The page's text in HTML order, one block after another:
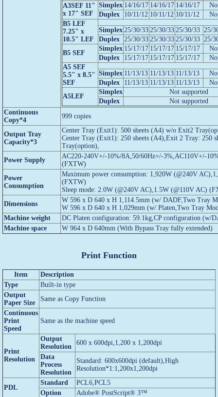
A3SEF 11"
x 17" SEF
Simplex 14/16/17 14/16/17 14/16/17
Duplex
10/11/12 10/11/12 10/11/12
B5 LEF
7.25" x
10.5" LEF
Simplex 25/30/33 25/30/33 25/30/33
25/
Duplex
25/30/33 25/30/33 25/30/33
25/
B5 SEF
Simplex 15/17/17 15/17/17 15/17/17
Duplex
15/17/17 15/17/17 15/17/17
A5 SEF
5.5" x 8.5"
SEF
Simplex 11/13/13 11/13/13 11/13/13
Duplex
11/13/13 11/13/13 11/13/13
A5LEF
Simplex
Not supported
Duplex
Not supported
Continuous
Copy*4
999 copies
Output Tray
Capacity*3
Center Tray (Exit1): 500 sheets (A4) w/o Exit2
Center Tray (Exit1): 250 sheets (A4),Exit 2 Tray: 250
Tray(option),
Power Supply
AC220-240V+/-10%/8A,50/60Hz+/-3%,AC110V+/-
(FXTW)
Power
Consumption
Maximum power consumption: 1,920W (@240V
(FXTW)
Sleep mode: 2.0W (@240V AC),1.5W (@110V AC)
Dimensions
W 596 x D 640 x H 1,114.5mm (w/ DADF,Two Tray
W 596 x D 640 x H 1,029mm (w/ Platen,Two Tray
Machine weight
DC Platen configuration: 59.1kg,CP configuration (w/
Machine space
W 964 x D 640mm (With Bypass Tray fully extended)
Print Function
Item
Description
Type
Built-in type
Output
Paper Size
Same as Copy Function
Continuous
Print
Speed
Same as the machine speed
Print
Resolution
Output
Resolution
600 x 600dpi,1,200 x 1,200dpi
Data
Process
Resolution
Standard: 600x600dpi (default),High
Resolution*1:1,200x1,200dpi
PDL
Standard
PCL6,PCL5
Option
Adobe® PostScript® 3™